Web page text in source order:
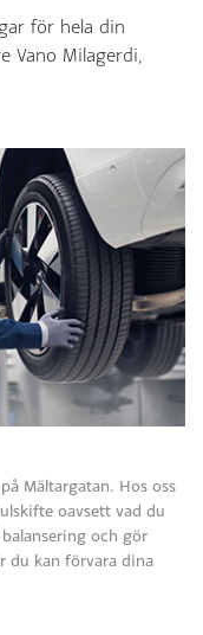
för hela din
Vano Milagerdi,
Mältargatan. Hos oss
oavsett vad du
och gör
du kan förvara dina